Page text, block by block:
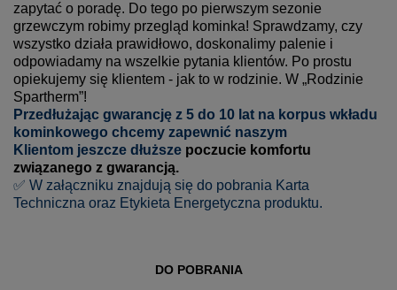
zapytać o poradę. Do tego po pierwszym sezonie
grzewczym robimy przegląd kominka! Sprawdzamy, czy
wszystko działa prawidłowo, doskonalimy palenie i
odpowiadamy na wszelkie pytania klientów. Po prostu
opiekujemy się klientem - jak to w rodzinie. W „Rodzinie
Spartherm”!
Przedłużając gwarancję z 5 do 10 lat na korpus wkładu
kominkowego chcemy zapewnić naszym
Klientom jeszcze dłuższe poczucie komfortu
związanego z gwarancją.
✅ W załączniku znajdują się do pobrania Karta
Techniczna oraz Etykieta Energetyczna produktu.
DO POBRANIA